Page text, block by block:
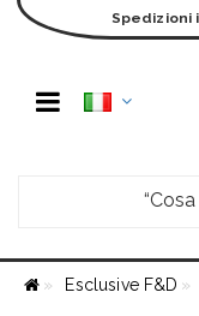
Spedizioni
Esclusive F&D